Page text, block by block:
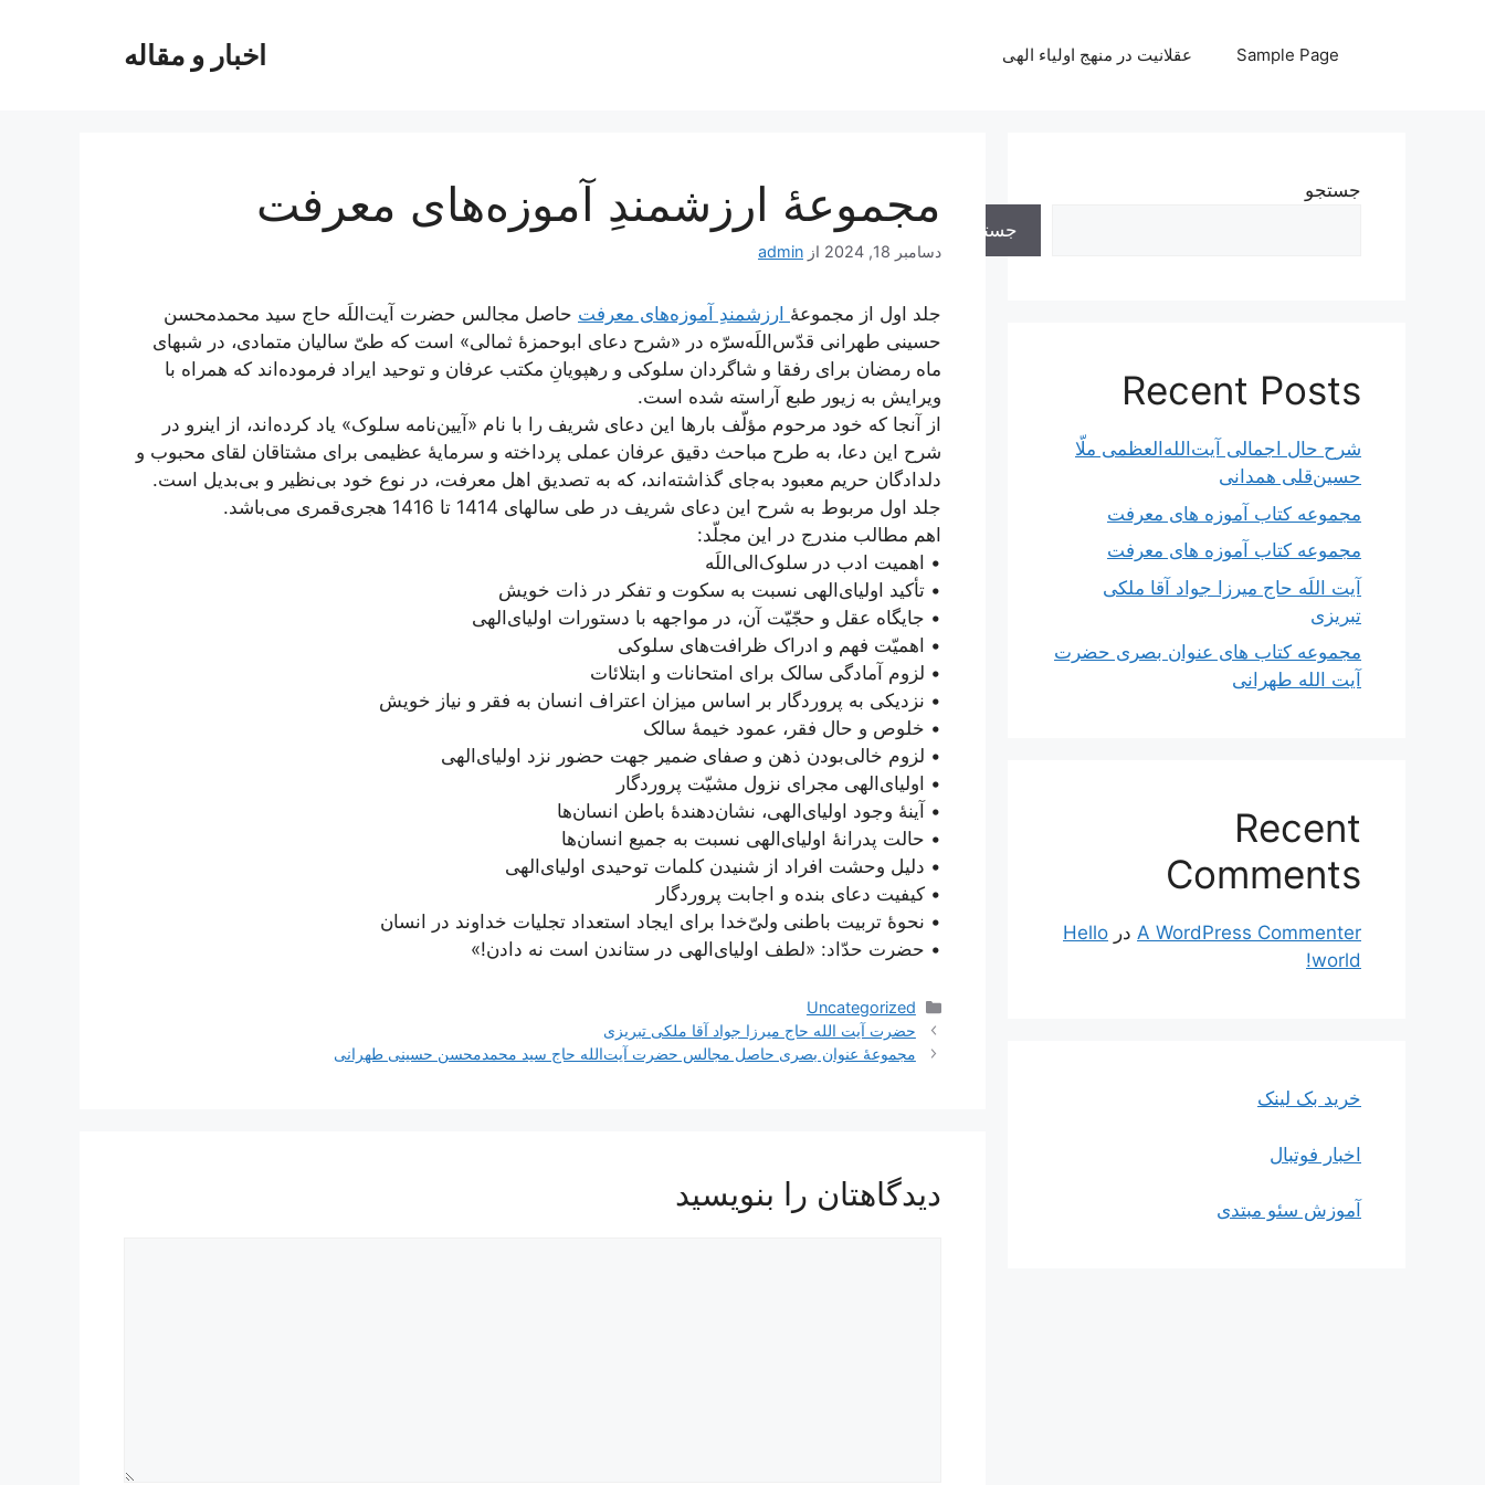
اخبار و مقاله Sample Page عقلانیت در منهج اولیاء الهی
مجموعۀ ارزشمندِ آموزه‌های معرفت
دسامبر 18, 2024 از admin
جلد اول از مجموعۀ ارزشمندِ آموزه‌های معرفت حاصل مجالس حضرت آیت‌اللَه حاج سید محمدمحسن
حسینی طهرانی قدّس‌اللَه‌سرّه در «شرح دعای ابوحمزۀ ثمالی» است که طیّ سالیان متمادی، در شبهای
ماه رمضان برای رفقا و شاگردان سلوکی و رهپویانِ مکتب عرفان و توحید ایراد فرموده‌اند که همراه با
ویرایش به زیور طبع آراسته شده است.
از آنجا که خود مرحوم مؤلّف بارها این دعای شریف را با نام «آیین‌نامه سلوک» یاد کرده‌اند، از اینرو در
شرح این دعا، به طرح مباحث دقیق عرفان عملی پرداخته و سرمایۀ عظیمی برای مشتاقان لقای محبوب و
دلدادگان حریم معبود به‌جای گذاشته‌اند، که به تصدیق اهل معرفت، در نوع خود بی‌نظیر و بی‌بدیل است.
جلد اول مربوط به شرح این دعای شریف در طی سالهای 1414 تا 1416 هجری‌قمری می‌باشد.
اهم مطالب مندرج در این مجلّد:
• اهمیت ادب در سلوک‌الی‌اللَه
• تأکید اولیای‌الهی نسبت به سکوت و تفکر در ذات خویش
• جایگاه عقل و حجّیّت آن، در مواجهه با دستورات اولیای‌الهی
• اهمیّت فهم و ادراک ظرافت‌های سلوکی
• لزوم آمادگی سالک برای امتحانات و ابتلائات
• نزدیکی به پروردگار بر اساس میزان اعتراف انسان به فقر و نیاز خویش
• خلوص و حال فقر، عمود خیمۀ سالک
• لزوم خالی‌بودن ذهن و صفای ضمیر جهت حضور نزد اولیای‌الهی
• اولیای‌الهی مجرای نزول مشیّت پروردگار
• آینۀ وجود اولیای‌الهی، نشان‌دهندۀ باطن انسان‌ها
• حالت پدرانۀ اولیای‌الهی نسبت به جمیع انسان‌ها
• دلیل وحشت افراد از شنیدن کلمات توحیدی اولیای‌الهی
• کیفیت دعای بنده و اجابت پروردگار
• نحوۀ تربیت باطنی ولیّ‌خدا برای ایجاد استعداد تجلیات خداوند در انسان
• حضرت حدّاد: «لطف اولیای‌الهی در ستاندن است نه دادن!»
دسته‌ها
Uncategorized
ناوبری
نوشته‌ها
حضرت آیت الله حاج میرزا جواد آقا ملکی تبریزی
مجموعۀ عنوان بصری حاصل مجالس حضرت آیت‌الله حاج سید محمدمحسن حسینی طهرانی
دیدگاهتان را بنویسید
جستجو
جستجو
Recent Posts
شرح حال اجمالی آیت‌الله‌العظمی ملّا
حسین‌قلی همدانی
مجموعه کتاب آموزه های معرفت
مجموعه کتاب آموزه های معرفت
آیت اللَه حاج میرزا جواد آقا ملکی
تبریزی
مجموعه کتاب های عنوان بصری حضرت
آیت الله طهرانی
Recent
Comments
A WordPress Commenter در Hello
world!
خرید بک لینک
اخبار فوتبال
آموزش سئو مبتدی